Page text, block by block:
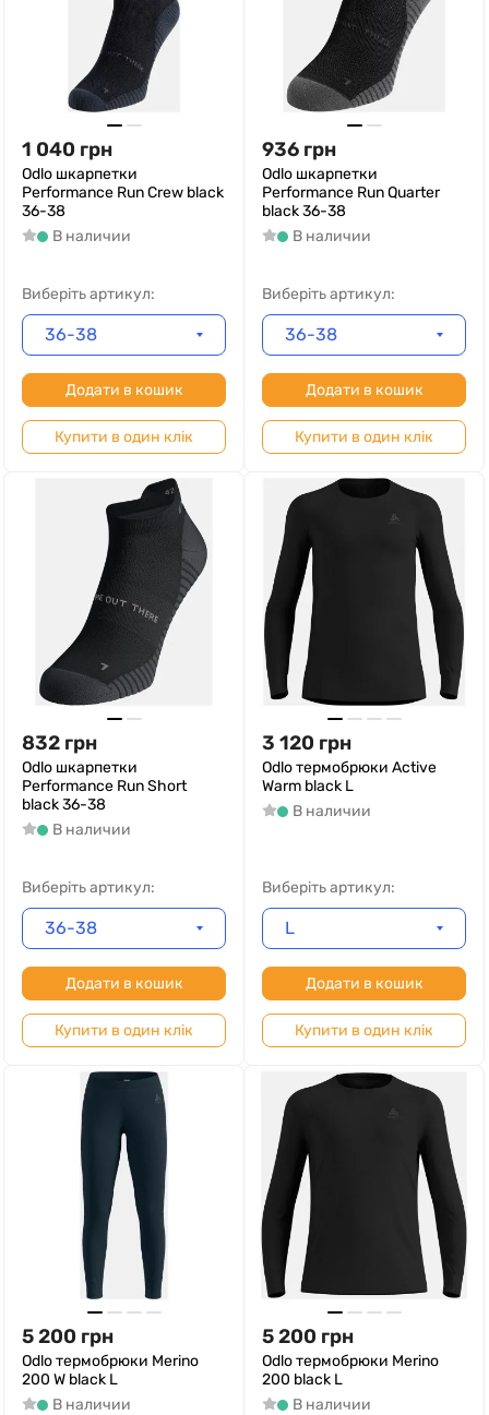
1 040 грн
Odlo шкарпетки
Performance Run Crew black
36-38
В наличии
Виберіть артикул:
36-38
Додати в кошик
Купити в один клік
936 грн
Odlo шкарпетки
Performance Run Quarter
black 36-38
В наличии
Виберіть артикул:
36-38
Додати в кошик
Купити в один клік
832 грн
Odlo шкарпетки
Performance Run Short
black 36-38
В наличии
Виберіть артикул:
36-38
Додати в кошик
Купити в один клік
3 120 грн
Odlo термобрюки Active
Warm black L
В наличии
Виберіть артикул:
L
Додати в кошик
Купити в один клік
5 200 грн
Odlo термобрюки Merino
200 W black L
В наличии
5 200 грн
Odlo термобрюки Merino
200 black L
В наличии